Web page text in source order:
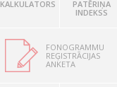
KALKULATORS
PATĒRIŅA
INDEKSS
FONOGRAMMU
REĢISTRĀCIJAS
ANKETA